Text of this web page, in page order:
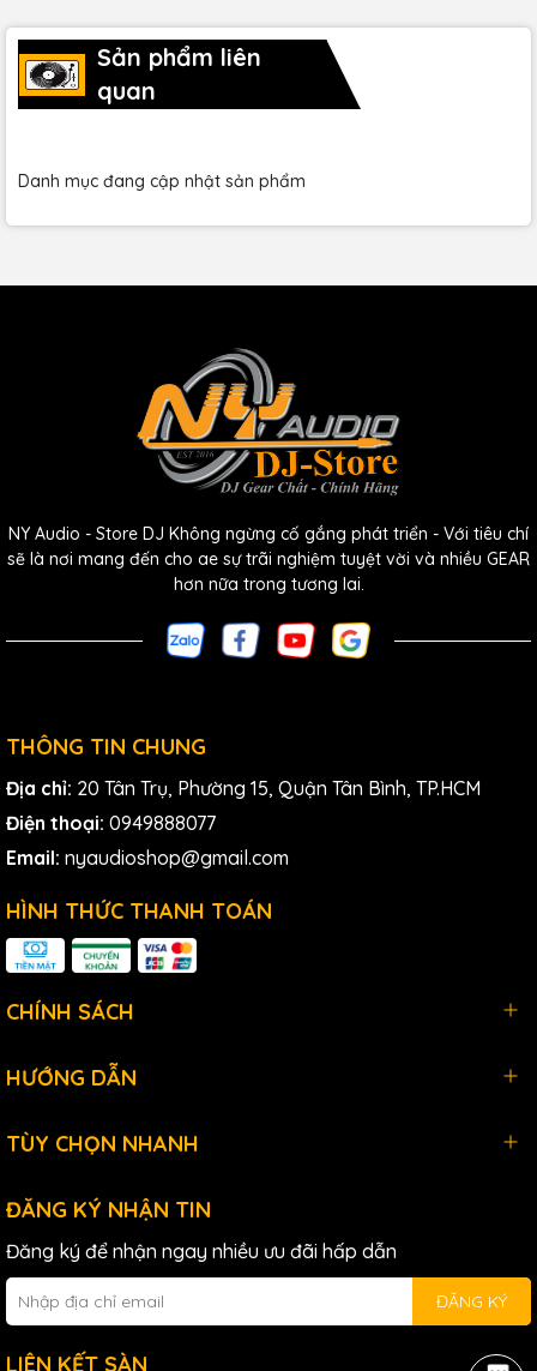
3. Chất lượng âm thanh xuất
sắc
ULXD2/N8S cũng không phải là ngoại lệ. Thiết bị này được
trang bị đầu thu chất lượng cao, tái tạo âm thanh chân
thực và sống động. Điều này giúp giọng nói của ae trở nên
lẫn diễn giả.
4. Tính năng đồng bộ hóa
nhanh chóng
ShureULXD2/N8S tích hợp tính năng đồng bộ hóa nhanh
chóng với các thiết bị khác trong hệ thống. Chỉ cần vài thao
Sản phẩm liên
quan
Danh mục đang cập nhật sản phẩm
NY Audio - Store DJ Không ngừng cố gắng phát triển - Với tiêu chí
sẽ là nơi mang đến cho ae sự trãi nghiệm tuyệt vời và nhiều GEAR
hơn nữa trong tương lai.
THÔNG TIN CHUNG
Địa chỉ: 20 Tân Trụ, Phường 15, Quận Tân Bình, TP.HCM
Điện thoại: 0949888077
Email: nyaudioshop@gmail.com
HÌNH THỨC THANH TOÁN
CHÍNH SÁCH
HƯỚNG DẪN
TÙY CHỌN NHANH
ĐĂNG KÝ NHẬN TIN
Đăng ký để nhận ngay nhiều ưu đãi hấp dẫn
ĐĂNG KÝ
LIÊN KẾT SÀN